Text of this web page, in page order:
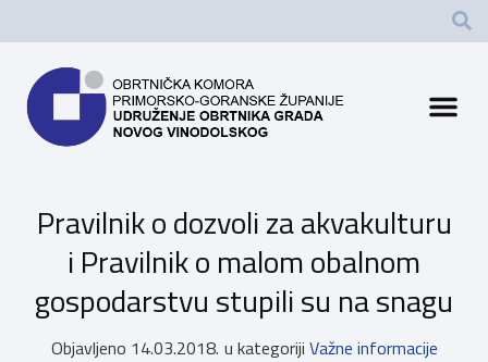
Pravilnik o dozvoli za akvakulturu
i Pravilnik o malom obalnom
gospodarstvu stupili su na snagu
Objavljeno 14.03.2018. u kategoriji Važne informacije